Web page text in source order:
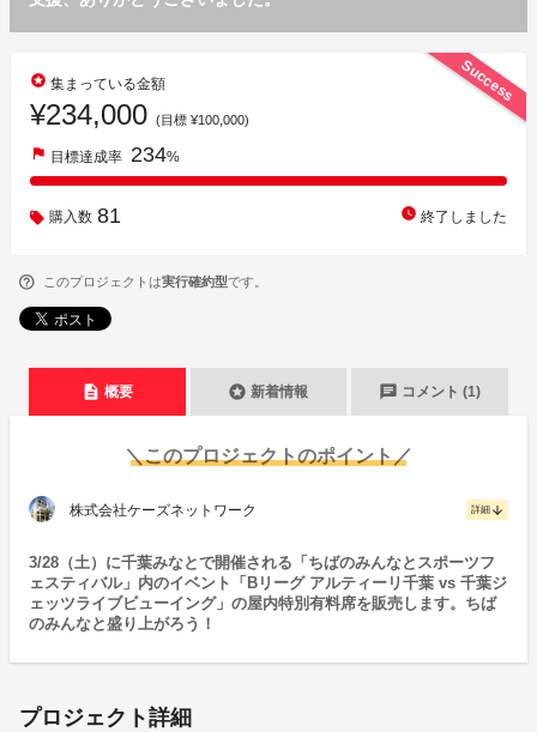
Success
stars 集まっている金額
¥234,000 (目標 ¥100,000)
flag 目標達成率 234%
購入数 81 watch_later 終了しました
このプロジェクトは実行確約型です。
description 概要 stars 新着情報 chat コメント (1)
＼このプロジェクトのポイント／
株式会社ケーズネットワーク 詳細 arrow_downward
3/28（土）に千葉みなとで開催される「ちばのみんなとスポーツフ
ェスティバル」内のイベント「Bリーグ アルティーリ千葉 vs 千葉ジ
ェッツライブビューイング」の屋内特別有料席を販売します。ちば
のみんなと盛り上がろう！
プロジェクト詳細